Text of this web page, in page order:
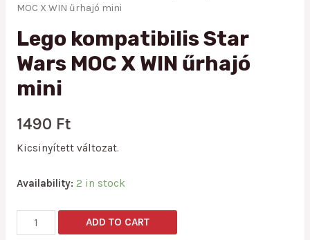
MOC X WIN űrhajó mini
Lego kompatibilis Star
Wars MOC X WIN űrhajó
mini
1490 Ft
Kicsinyített változat.
Availability: 2 in stock
Lego
kompatibilis
ADD TO CART